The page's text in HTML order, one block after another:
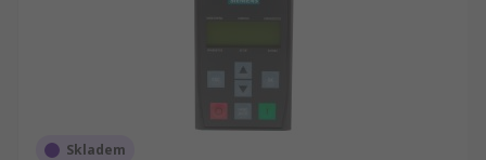
Skladem